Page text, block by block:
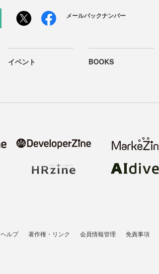
メールバックナンバー
イベント BOOKS
ヘルプ 著作権・リンク 会員情報管理 免責事項